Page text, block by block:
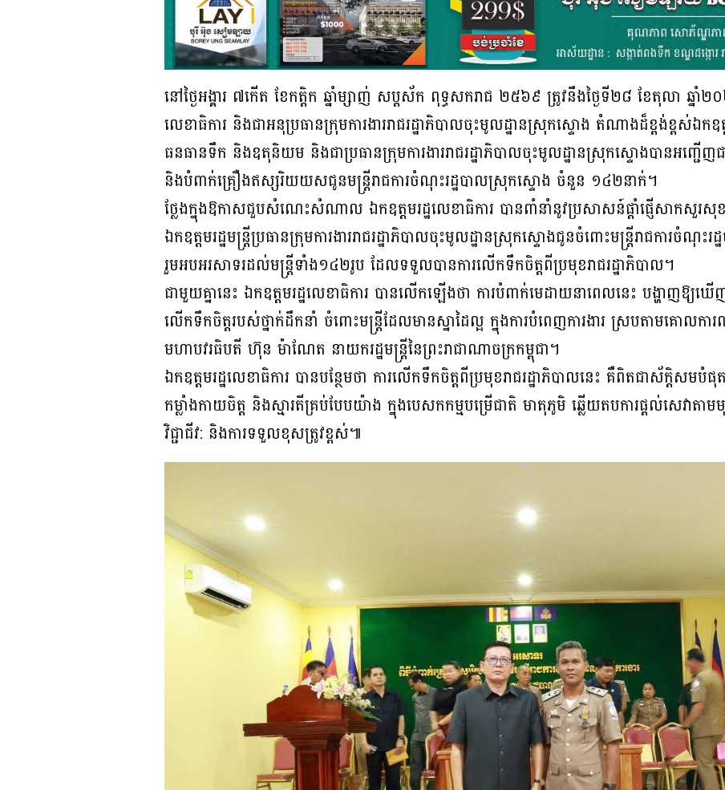
នៅថ្ងៃអង្គារ ៧កើត ខែកត្តិក ឆ្នាំម្សាញ់ សប្តស័ក ពុទ្ធសករាជ ២៥៦៩ ត្រូវនឹងថ្ងៃទី២៨ ខែតុលា ឆ្នាំ២
លេខាធិការ និងជាអនុប្រធានក្រុមការងាររាជរដ្ឋាភិបាលចុះមូលដ្ឋានស្រុកស្ទោង តំណាងដ៏ខ្ពង់ខ្ពស់ឯកឧត្
ធនធានទឹក និងឧតុនិយម និងជាប្រធានក្រុមការងាររាជរដ្ឋាភិបាលចុះមូលដ្ឋានស្រុកស្ទោងបានអ
និងបំពាក់គ្រឿងឥស្សរិយយសជូនមន្ត្រីរាជការចំណុះរដ្ឋបាលស្រុកស្ទោង ចំនួន ១៤២នាក់។
ថ្លែងក្នុងឱកាសជួបសំណេះសំណាល ឯកឧត្តមរដ្ឋលេខាធិការ បានពាំនាំនូវប្រសាសន៍ផ្តាំផ្ញើសាកសួ
ឯកឧត្តមរដ្ឋមន្ត្រីប្រធានក្រុមការងាររាជរដ្ឋាភិបាលចុះមូលដ្ឋានស្រុកស្ទោងជូនចំពោះមន្ត្រីរាជការ
រួមអបអរសាទរដល់មន្ត្រីទាំង១៤២រូប ដែលទទួលបានការលើកទឹកចិត្តពីប្រមុខរាជរដ្ឋាភិបាល។
ជាមួយគ្នានេះ ឯកឧត្តមរដ្ឋលេខាធិការ បានលើកឡើងថា ការបំពាក់មេដាយនាពេលនេះ បង្ហាញឱ្យឃ
លើកទឹកចិត្តរបស់ថ្នាក់ដឹកនាំ ចំពោះមន្ត្រីដែលមានស្នាដៃល្អ ក្នុងការបំពេញការងារ ស្របតាមគោលក
មហាបវរធិបតី ហ៊ុន ម៉ាណែត នាយករដ្ឋមន្ត្រីនៃព្រះរាជាណាចក្រកម្ពុជា។
ឯកឧត្តមរដ្ឋលេខាធិការ បានបន្ថែមថា ការលើកទឹកចិត្តពីប្រមុខរាជរដ្ឋាភិបាលនេះ គឺពិតជាស័ក្តិស
កម្លាំងកាយចិត្ត និងស្មារតីគ្រប់បែបយ៉ាង ក្នុងបេសកកម្មបម្រើជាតិ មាតុភូមិ ឆ្លើយតបការផ្តល់សេវា
វិជ្ជាជីវ: និងការទទួលខុសត្រូវខ្ពស់៕